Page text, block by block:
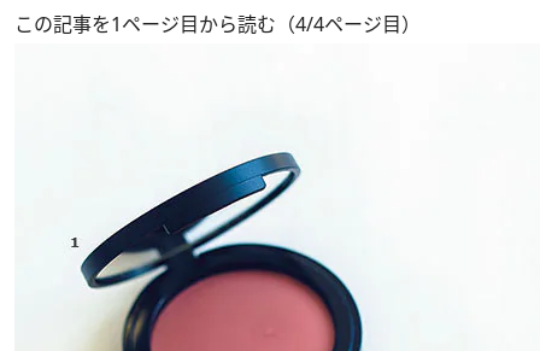
この記事を1ページ目から読む（4/4ページ目）